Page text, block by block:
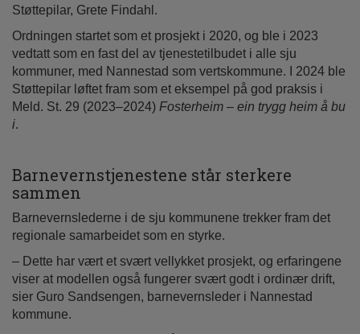
Støttepilar, Grete Findahl.
Ordningen startet som et prosjekt i 2020, og ble i 2023
vedtatt som en fast del av tjenestetilbudet i alle sju
kommuner, med Nannestad som vertskommune. I 2024 ble
Støttepilar løftet fram som et eksempel på god praksis i
Meld. St. 29 (2023–2024) Fosterheim – ein trygg heim å bu
i.
Barnevernstjenestene står sterkere
sammen
Barnevernslederne i de sju kommunene trekker fram det
regionale samarbeidet som en styrke.
– Dette har vært et svært vellykket prosjekt, og erfaringene
viser at modellen også fungerer svært godt i ordinær drift,
sier Guro Sandsengen, barnevernsleder i Nannestad
kommune.